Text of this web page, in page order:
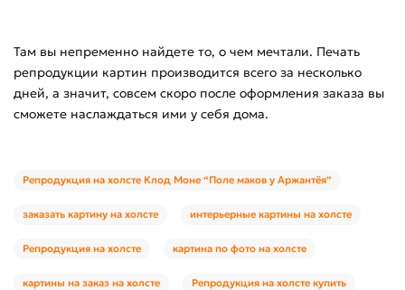
Там вы непременно найдете то, о чем мечтали. Печать
репродукции картин производится всего за несколько
дней, а значит, совсем скоро после оформления заказа вы
сможете наслаждаться ими у себя дома.
Репродукция на холсте Клод Моне “Поле маков у Аржантёя”
заказать картину на холсте интерьерные картины на холсте
Репродукция на холсте картина по фото на холсте
картины на заказ на холсте Репродукция на холсте купить